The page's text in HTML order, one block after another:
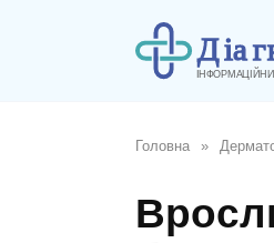
Головна »